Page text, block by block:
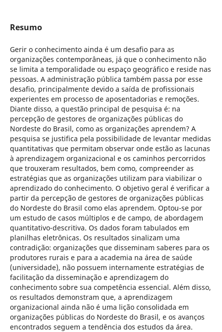
Resumo
Gerir o conhecimento ainda é um desafio para as
organizações contemporâneas, já que o conhecimento não
se limita a temporalidade ou espaço geográfico e reside nas
pessoas. A administração pública também passa por esse
desafio, principalmente devido a saída de profissionais
experientes em processo de aposentadorias e remoções.
Diante disso, a questão principal de pesquisa é: na
percepção de gestores de organizações públicas do
Nordeste do Brasil, como as organizações aprendem? A
pesquisa se justifica pela possibilidade de levantar medidas
quantitativas que permitam observar onde estão as lacunas
à aprendizagem organizacional e os caminhos percorridos
que trouxeram resultados, bem como, compreender as
estratégias que as organizações utilizam para viabilizar o
aprendizado do conhecimento. O objetivo geral é verificar a
partir da percepção de gestores de organizações públicas
do Nordeste do Brasil como elas aprendem. Optou-se por
um estudo de casos múltiplos e de campo, de abordagem
quantitativo-descritiva. Os dados foram tabulados em
planilhas eletrônicas. Os resultados sinalizam uma
contradição: organizações que disseminam saberes para os
produtores rurais e para a academia na área de saúde
(universidade), não possuem internamente estratégias de
facilitação da disseminação e aprendizagem do
conhecimento sobre sua competência essencial. Além disso,
os resultados demonstram que, a aprendizagem
organizacional ainda não é uma lição consolidada em
organizações públicas do Nordeste do Brasil, e os avanços
encontrados seguem a tendência dos estudos da área.